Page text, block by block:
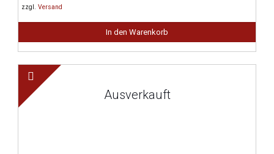
war:
ist:
zzgl.Versand
In den Warenkorb
Ausverkauft